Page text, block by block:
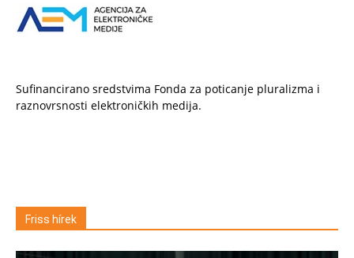
Sufinancirano sredstvima Fonda za poticanje pluralizma i
raznovrsnosti elektroničkih medija.
Friss hírek